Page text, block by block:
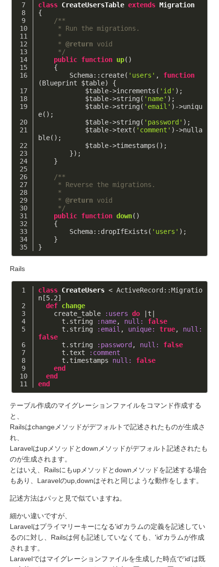
class CreateUsersTable extends Migration
{
/**
     * Run the migrations.
     *
     *
@return void
     */
public function up()
    {
        Schema::create(
'users' , function
(Blueprint $table)
{
            $table->increments(
'id' );
            $table->string(
'name' );
            $table->string(
'email' )->uniqu
e();
            $table->string(
'password' );
            $table->text(
'comment' )->nulla
ble();
            $table->timestamps();
        });
    }
/**
     * Reverse the migrations.
     *
     *
@return void
     */
public function down()
    {
        Schema::dropIfExists(
'users' );
    }
}
Rails
class CreateUsers < ActiveRecord::Migratio
n[5.2]
def change
    create_table
:users do
|t|
      t.string
:name, null:
false
      t.string
:email , unique: true, null:
false
      t.string
:password , null:
false
      t.text
:comment
      t.timestamps
null:
false
end
end
end
テーブル作成のマイグレーションファイルをコマンド作成する
と、
Railsはchangeメソッドがデフォルトで記述されたものが生成さ
れ、
Laravelはupメソッドとdownメソッドがデフォルト記述されたも
のが生成されます。
とはいえ、Railsにもupメソッドとdownメソッドを記述する場合
もあり、Laravelのup,downはそれと同じような動作をします。
記述方法はパッと見で似ていますね。
細かい違いですが、
Laravelはプライマリーキーになる'id'カラムの定義を記述してい
るのに対し、Railsは何も記述していなくても、'id'カラムが作成
されます。
Laravelではマイグレーションファイルを生成した時点で'id'は既